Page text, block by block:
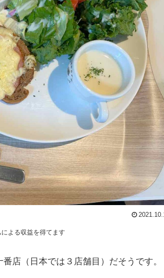
よる収益を得てます
店（日本では３店舗目）だそうです。